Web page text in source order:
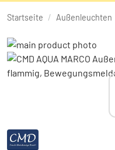
Startseite / Außenleuchten